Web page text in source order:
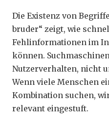
Die Existenz von
bruder“ zeigt, wie
Fehlinformationen im
können.
Nutzerverhalten, nicht
Wenn viele Menschen
Kombination suchen,
relevant eingestuft.